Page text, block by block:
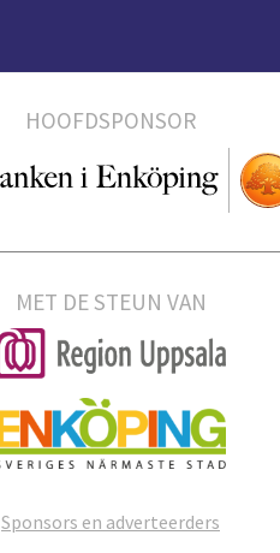
HOOFDSPONSOR
MET DE STEUN VAN
Sponsors en adverteerders